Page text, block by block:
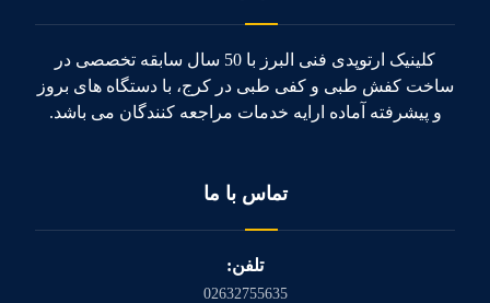
کلینیک ارتوپدی فنی البرز با 50 سال سابقه تخصصی در
ساخت کفش طبی و کفی طبی در کرج، با دستگاه های بروز
و پیشرفته آماده ارایه خدمات مراجعه کنندگان می باشد.
تماس با ما
تلفن:
02632755635